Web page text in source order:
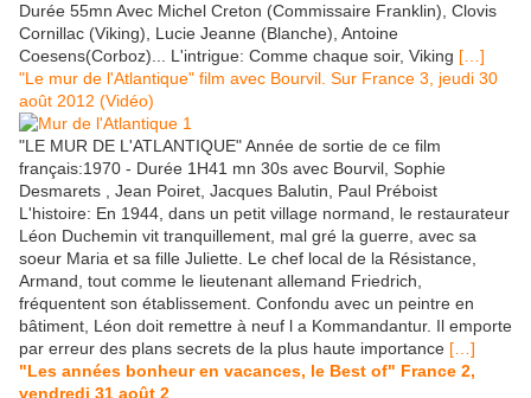
Durée 55mn Avec Michel Creton (Commissaire Franklin), Clovis
Cornillac (Viking), Lucie Jeanne (Blanche), Antoine
Coesens(Corboz)... L'intrigue: Comme chaque soir, Viking […]
"Le mur de l'Atlantique" film avec Bourvil. Sur France 3, jeudi 30
août 2012 (Vidéo)
"LE MUR DE L'ATLANTIQUE" Année de sortie de ce film
français:1970 - Durée 1H41 mn 30s avec Bourvil, Sophie
Desmarets , Jean Poiret, Jacques Balutin, Paul Préboist
L'histoire: En 1944, dans un petit village normand, le restaurateur
Léon Duchemin vit tranquillement, mal gré la guerre, avec sa
soeur Maria et sa fille Juliette. Le chef local de la Résistance,
Armand, tout comme le lieutenant allemand Friedrich,
fréquentent son établissement. Confondu avec un peintre en
bâtiment, Léon doit remettre à neuf l a Kommandantur. Il emporte
par erreur des plans secrets de la plus haute importance […]
"Les années bonheur en vacances, le Best of" France 2,
vendredi 31 août 2